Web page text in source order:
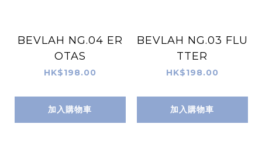
BEVLAH NG.04 ER
OTAS
HK$198.00
加入購物車
BEVLAH NG.03 FLU
TTER
HK$198.00
加入購物車